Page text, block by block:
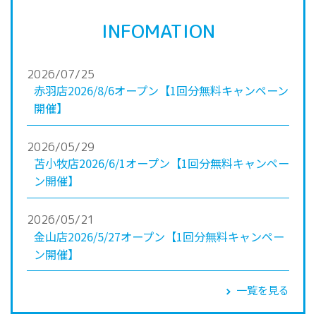
INFOMATION
2026/07/25
赤羽店2026/8/6オープン【1回分無料キャンペーン
開催】
2026/05/29
苫小牧店2026/6/1オープン【1回分無料キャンペー
ン開催】
2026/05/21
金山店2026/5/27オープン【1回分無料キャンペー
ン開催】
一覧を見る